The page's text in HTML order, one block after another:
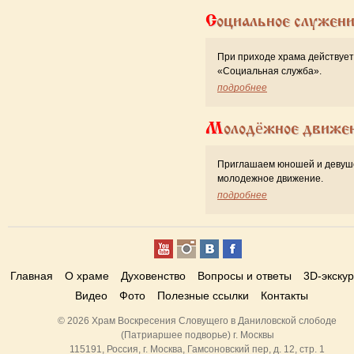
Социальное
При приходе храма действует
«Cоциальная служба».
подробнее
Молодёжное
Приглашаем юношей и
молодежное движение.
подробнее
Главная О храме Духовенство Вопросы и ответы
3D-
Видео
Фото Полезные ссылки Контакты
© 2026 Храм Воскресения Словущего в Даниловской слободе
(Патриаршее подворье) г. Москвы
115191, Россия, г. Москва, Гамсоновский пер, д. 12, стр. 1